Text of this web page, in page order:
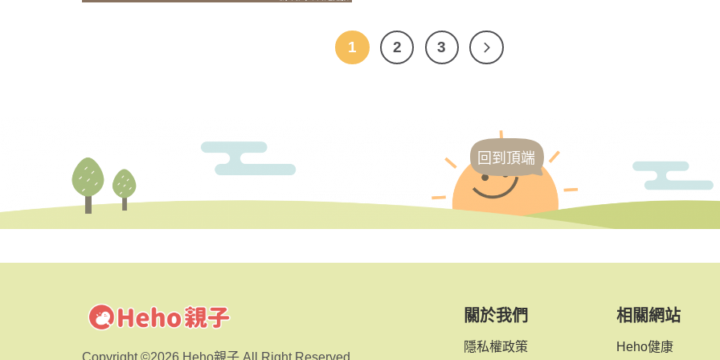
1 2 3
回到頂端
Copyright ©2026 Heho親子 All Right Reserved.
關於我們
隱私權政策
相關網站
Heho健康